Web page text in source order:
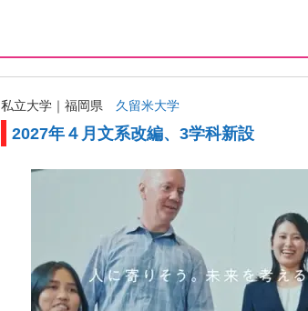
私立大学｜福岡県 久留米大学
2027年４月文系改編、3学科新設